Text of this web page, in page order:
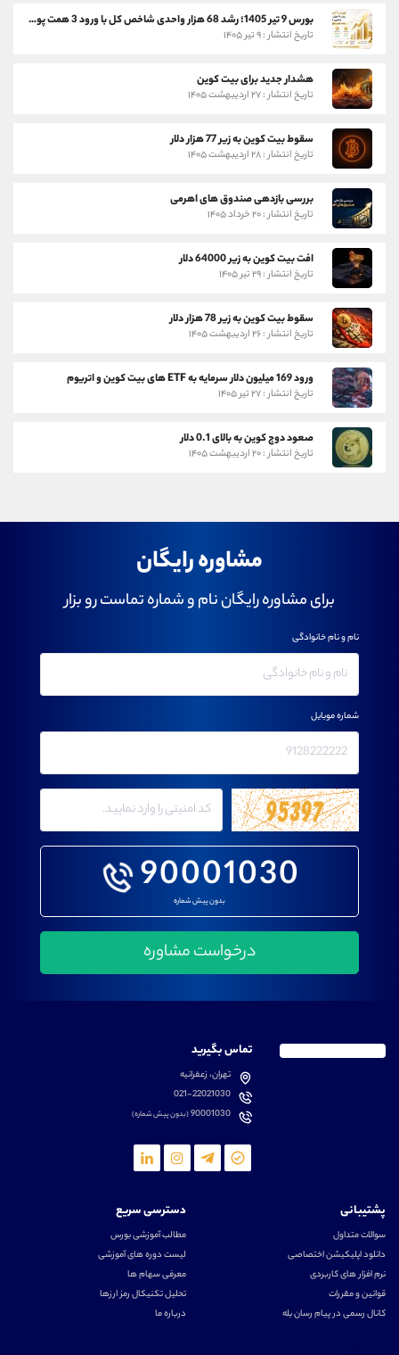
بورس 9 تیر 1405؛ رشد 68 هزار واحدی شاخص کل با ورود 3 همت پول حقیقی
تاریخ انتشار : ۹ تیر ۱۴۰۵
هشدار جدید برای بیت کوین
تاریخ انتشار : ۲۷ اردیبهشت ۱۴۰۵
سقوط بیت کوین به زیر 77 هزار دلار
تاریخ انتشار : ۲۸ اردیبهشت ۱۴۰۵
بررسی بازدهی صندوق های اهرمی
تاریخ انتشار : ۲۰ خرداد ۱۴۰۵
افت بیت کوین به زیر 64000 دلار
تاریخ انتشار : ۲۹ تیر ۱۴۰۵
سقوط بیت کوین به زیر 78 هزار دلار
تاریخ انتشار : ۲۶ اردیبهشت ۱۴۰۵
ورود 169 میلیون دلار سرمایه به ETF های بیت کوین و اتریوم
تاریخ انتشار : ۲۷ تیر ۱۴۰۵
صعود دوج کوین به بالای 0.1 دلار
تاریخ انتشار : ۲۰ اردیبهشت ۱۴۰۵
مشاوره رایگان
برای مشاوره رایگان نام و شماره تماست رو بزار
90001030
بدون پیش شماره
نام و نام خانوادگی
شماره موبایل
تماس بگیرید
تهران، زعفرانیه
021-22021030
90001030(بدون پیش شماره)
پشتیبانی
سوالات متداول
دانلود اپلیکیشن اختصاصی
نرم افزار های کاربردی
قوانین و مقررات
کانال رسمی در پیام رسان بله
دسترسی سریع
مطالب آموزشی بورس
لیست دوره های آموزشی
معرفی سهام ها
تحلیل تکنیکال رمز ارزها
درباره ما